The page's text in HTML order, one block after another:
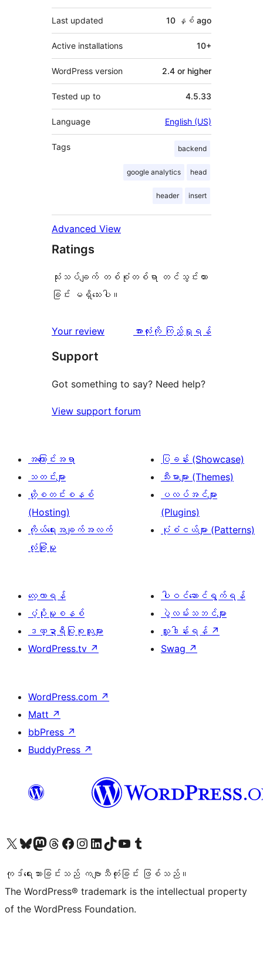
Last updated 10 နှစ် ago
Active installations 10+
WordPress version 2.4 or higher
Tested up to 4.5.33
Language English (US)
Tags backend
google analytics head
header insert
Advanced View
Ratings
သုံးသပ်ချက် တစ်စုံတစ်ရာ တင်သွင်းထား
ခြင်း မရှိသေးပါ။
Your review
သုံးသပ်
အားလုံးကို ကြည့်ရှုရန်
Support
Got something to say? Need help?
View support forum
အကြောင်းအရာ
သတင်းများ
ဟို့စတင်းစနစ်
(Hosting)
ကိုယ်ရေးအချက်အလက်
လုံခြုံမှု
ပြခန်း (Showcase)
သီးမားများ (Themes)
ပလပ်အင်များ
(Plugins)
ပုံစံငယ်များ (Patterns)
လေ့လာရန်
ပံ့ပိုးမှုစနစ်
ဒဏ္ဍာရီပြုစုသူများ
WordPress.tv ↗
ပါဝင်ဆောင်ရွက်ရန်
ပွဲလမ်းသဘင်များ
လှူဒါန်းရန် ↗
Swag ↗
WordPress.com ↗
Matt ↗
bbPress ↗
BuddyPress ↗
ကျွန်ုပ်တို့၏ X (ယခင် Twitter) အကောင့်သို့ သွားရောက်ကြည့်ရှုပါကျွန်ုပ်တို့၏ Bluesky အကောင့်သို့ ဝင်ရောက်ကြည့်ရှုရန်
ကျွန်ုပ်တို့၏ Mastodon အကောင့်သို့ သွားရောက်ကြည့်ရှုပါကျွန်ုပ်တို့၏ Threads အကောင့်သို့ ဝင်ရောက်ကြည့်ရှုရန်
ကျွန်ုပ်တို့၏ Facebook စာမျက်နှာသို့ သွားရောက်ကြည့်ရှုပါကျွန်ုပ်တို့၏ Instagram အကောင့်သို့ သွားရောက်ကြည့်ရှုပါ ကျွန်ုပ်တို့၏ LinkedIn အကောင့်သို့ သွားရောက်ကြည့်ရှုပါကျွန်ုပ်တို့၏ TikTok အကောင့်သို့ ဝင်ရောက်ကြည့်ရှုရန်
ကျွန်ုပ်တို့၏ YouTube ချန်နယ်သို့ သွားရောက်ကြည့်ရှုပါ ကျွန်ုပ်တို့၏ Tumblr အကောင့်သို့ ဝင်ရောက်ကြည့်ရှုရန်
ကုဒ်ရေးသားခြင်းသည် ကဗျာသီကုံးခြင်း ဖြစ်သည်။
The WordPress® trademark is the intellectual property
of the WordPress Foundation.